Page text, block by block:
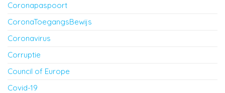
Coronapaspoort
CoronaToegangsBewijs
Coronavirus
Corruptie
Council of Europe
Covid-19